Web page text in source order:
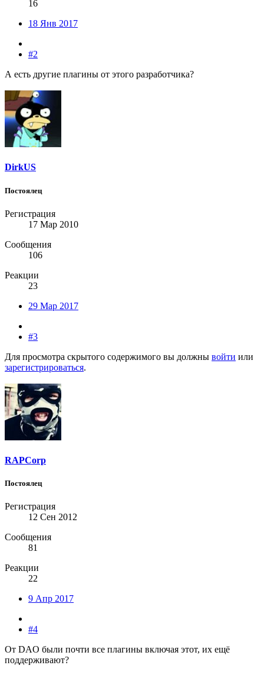
16
18 Янв 2017
#2
А есть другие плагины от этого разработчика?
DirkUS
Постоялец
Регистрация
17 Мар 2010
Сообщения
106
Реакции
23
29 Мар 2017
#3
Для просмотра скрытого содержимого вы должны войти или
зарегистрироваться.
RAPCorp
Постоялец
Регистрация
12 Сен 2012
Сообщения
81
Реакции
22
9 Апр 2017
#4
От DAO были почти все плагины включая этот, их ещё
поддерживают?